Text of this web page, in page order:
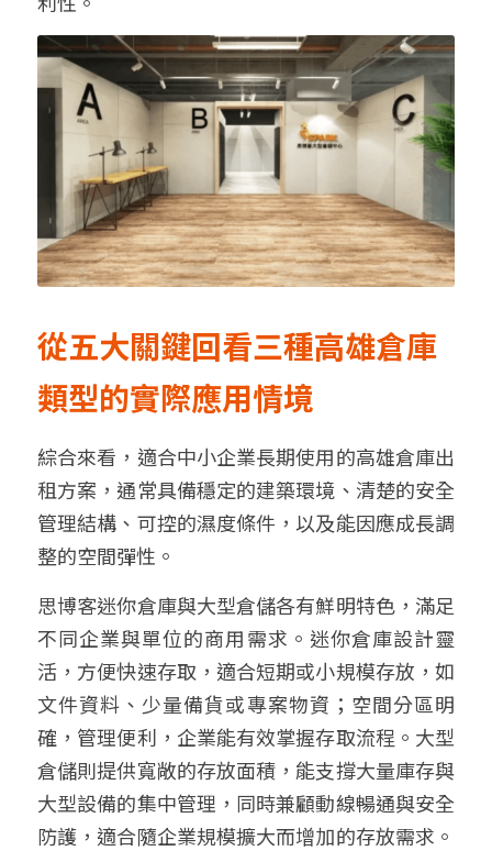
從五大關鍵回看三種高雄倉庫
類型的實際應用情境
綜合來看， 適合中小企業長期使用的高雄倉庫出
租方案，通常具備穩定的建築環境、清楚的安全
管理結構、可控的濕度條件，以及能因應成長調
整的空間彈性。
思博客迷你倉庫與大型倉儲各有鮮明特色，滿足
不同企業與單位的商用需求。迷你倉庫設計靈
活，方便快速存取，適合短期或小規模存放，如
文件資料、少量備貨或專案物資；空間分區明
確，管理便利，企業能有效掌握存取流程。大型
倉儲則提供寬敞的存放面積，能支撐大量庫存與
大型設備的集中管理，同時兼顧動線暢通與安全
防護，適合隨企業規模擴大而增加的存放需求。